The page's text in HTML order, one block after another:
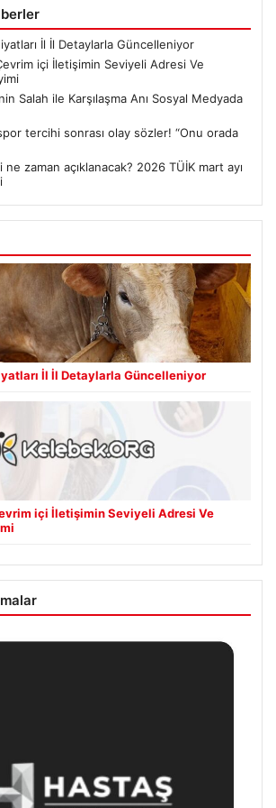
İl İl Detaylarla Güncelleniyor
içi İletişimin Seviyeli Adresi Ve
Salah ile Karşılaşma Anı Sosyal Medyada
tercihi sonrası olay sözler! “Onu orada
zaman açıklanacak? 2026 TÜİK mart ayı
İl İl Detaylarla Güncelleniyor
içi İletişimin Seviyeli Adresi Ve